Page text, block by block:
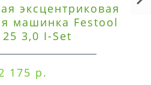
эксцентриковая
машинка Festool
3,0 I-Set
175 р.